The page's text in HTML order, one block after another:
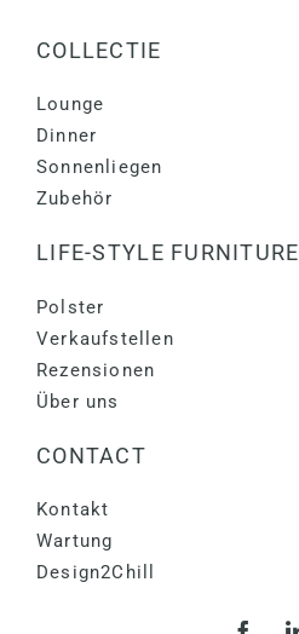
COLLECTIE
Lounge
Dinner
Sonnenliegen
Zubehör
LIFE-STYLE FURNITURE
Polster
Verkaufstellen
Rezensionen
Über uns
CONTACT
Kontakt
Wartung
Design2Chill